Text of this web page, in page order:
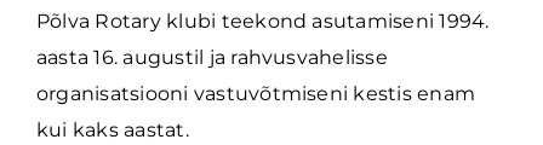
Põlva Rotary klubi teekond asutamiseni 1994.
aasta 16. augustil ja rahvusvahelisse
organisatsiooni vastuvõtmiseni kestis enam
kui kaks aastat.